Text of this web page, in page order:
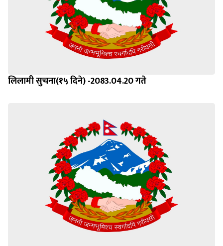
लिलामी सुचना(१५ दिने) -2083.04.20 गते